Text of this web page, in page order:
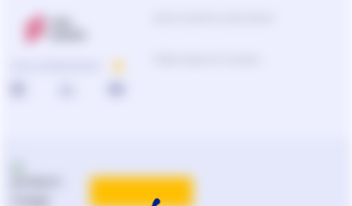
Реклама та PR
наligazakon.net